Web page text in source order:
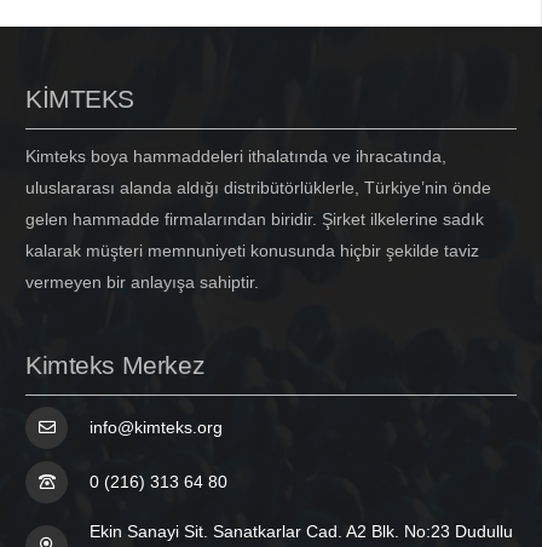
KİMTEKS
Kimteks boya hammaddeleri ithalatında ve ihracatında,
uluslararası alanda aldığı distribütörlüklerle, Türkiye’nin önde
gelen hammadde firmalarından biridir. Şirket ilkelerine sadık
kalarak müşteri memnuniyeti konusunda hiçbir şekilde taviz
vermeyen bir anlayışa sahiptir.
Kimteks Merkez
info@kimteks.org
0 (216) 313 64 80
Ekin Sanayi Sit. Sanatkarlar Cad. A2 Blk. No:23 Dudullu